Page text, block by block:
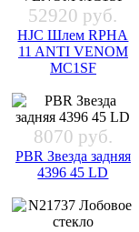
52920 руб.
HJC Шлем RPHA
11 ANTI VENOM
MC1SF
8070 руб.
PBR Звезда задняя
4396 45 LD